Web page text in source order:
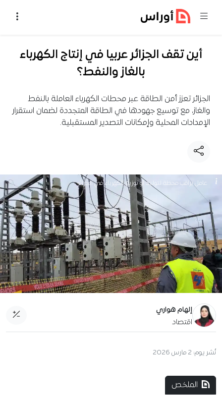
أين تقف الجزائر عربيا في إنتاج الكهرباء
بالغاز والنفط؟
الجزائر تعزز أمن الطاقة عبر محطات الكهرباء العاملة بالنفط
والغاز، مع توسيع جهودها في الطاقة المتجددة لضمان استقرار
الإمدادات المحلية وإمكانات التصدير المستقبلية.
عامل يراقب محطة لتوليد أو توزيع الكهرباء في الجزائر
إلهام هواري
اقتصاد
نُشر يوم: 2 مارس 2026
الملخص